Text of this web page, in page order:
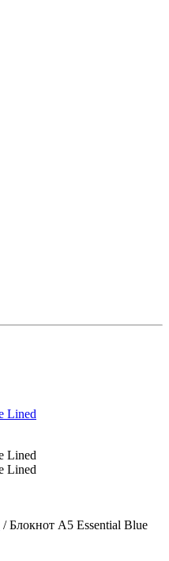
/Блокнот A5 Essential Blue